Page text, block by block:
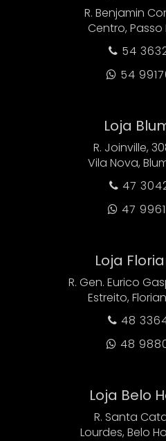
R. Benjamin
Centro, Passo
 54
 54
Loja
R. Joinville,
Vila Nova,
 47
 47
Loja
R. Gen. Eurico
Estreito,
 48
 48
Loja Belo
R. Santa
Lourdes, Belo